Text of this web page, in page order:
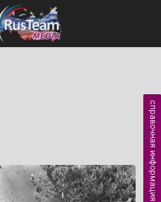
справочная информация